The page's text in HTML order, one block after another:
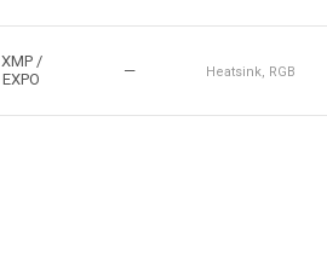
XMP/
EXPO
— Heatsink, RGB